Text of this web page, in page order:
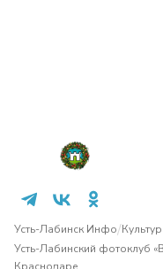
Усть-Лабинск Инфо/
Усть-Лабинский фотоклуб